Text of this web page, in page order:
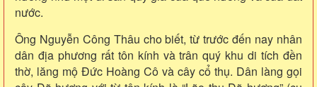
nước.
Ông Nguyễn Công Thâu cho biết, từ trước đến nay nhân
dân địa phương rất tôn kính và trân quý khu di tích đền
thờ, lăng mộ Đức Hoàng Cô và cây cổ thụ. Dân làng gọi